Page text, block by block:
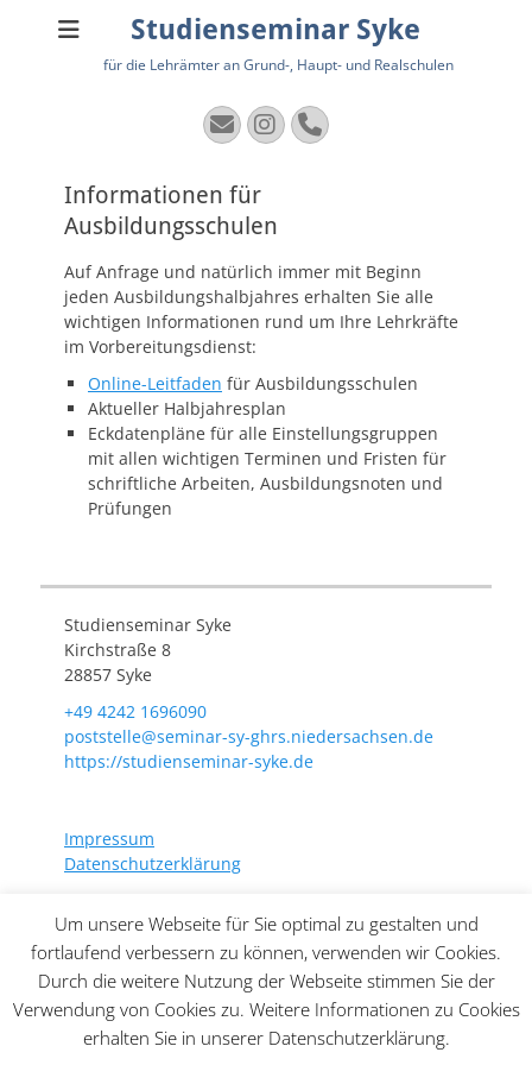
Studienseminar Syke
für die Lehrämter an Grund-, Haupt- und Realschulen
E-
Mail
Instagram
Telefon
Informationen für
Ausbildungsschulen
Auf Anfrage und natürlich immer mit Beginn
jeden Ausbildungshalbjahres erhalten Sie alle
wichtigen Informationen rund um Ihre Lehrkräfte
im Vorbereitungsdienst:
Online-Leitfaden für Ausbildungsschulen
Aktueller Halbjahresplan
Eckdatenpläne für alle Einstellungsgruppen
mit allen wichtigen Terminen und Fristen für
schriftliche Arbeiten, Ausbildungsnoten und
Prüfungen
Studienseminar Syke
Kirchstraße 8
28857 Syke
+49 4242 1696090
poststelle@seminar-sy-ghrs.niedersachsen.de
https://studienseminar-syke.de
Impressum
Datenschutzerklärung
Copyright © 2026Studienseminar Syke. Alle Rechte
vorbehalten. | Catch Responsive vonCatch Themes
Um unsere Webseite für Sie optimal zu gestalten und
fortlaufend verbessern zu können, verwenden wir Cookies.
Durch die weitere Nutzung der Webseite stimmen Sie der
Verwendung von Cookies zu. Weitere Informationen zu Cookies
erhalten Sie in unserer Datenschutzerklärung.